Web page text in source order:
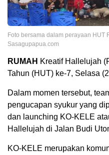
Foto bersama dalam perayaan HUT
Sasagupapua.com
RUMAH Kreatif Hallelujah
Tahun (HUT) ke-7, Selasa
Dalam momen tersebut,
pengucapan syukur yang
dan launching KO-KELE
Hallelujah di Jalan Budi
KO-KELE merupakan